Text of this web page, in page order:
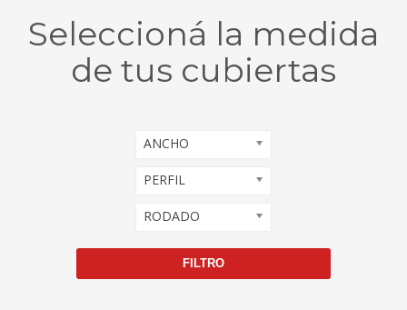
Seleccioná la medida
de tus cubiertas
ANCHO
PERFIL
RODADO
FILTRO